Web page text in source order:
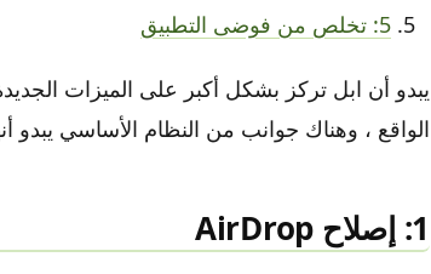
5: تخلص من فوضى التطبيق
يبدو أن ابل تركز بشكل أكبر على الميزات
الواقع ، وهناك جوانب من النظام الأساسي يبدو
1: إصلاح AirDrop